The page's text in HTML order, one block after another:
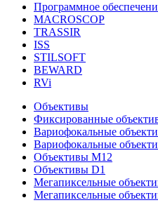
Программное
MACROSCOP
TRASSIR
ISS
STILSOFT
BEWARD
RVi
Объективы
Фиксированные
Вариофокальные
Вариофокальные
Объективы М12
Объективы D1
Мегапиксельные
Мегапиксельные